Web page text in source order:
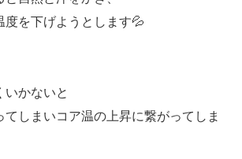
を下げようとします💦
かないと
しまいコア温の上昇に繋がってしま